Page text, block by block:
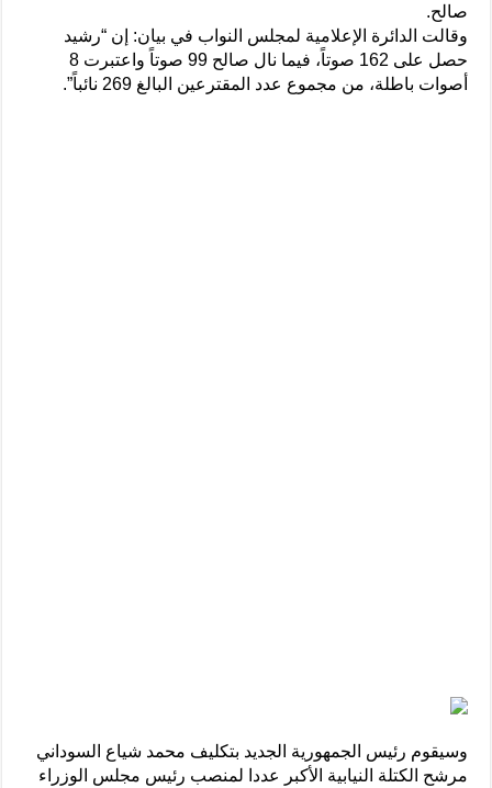
صالح.
وقالت الدائرة الإعلامية لمجلس النواب في بيان: إن “رشيد
حصل على 162 صوتاً، فيما نال صالح 99 صوتاً واعتبرت 8
أصوات باطلة، من مجموع عدد المقترعين البالغ 269 نائباً”.
وسيقوم رئيس الجمهورية الجديد بتكليف محمد شياع السوداني
مرشح الكتلة النيابية الأكبر عددا لمنصب رئيس مجلس الوزراء